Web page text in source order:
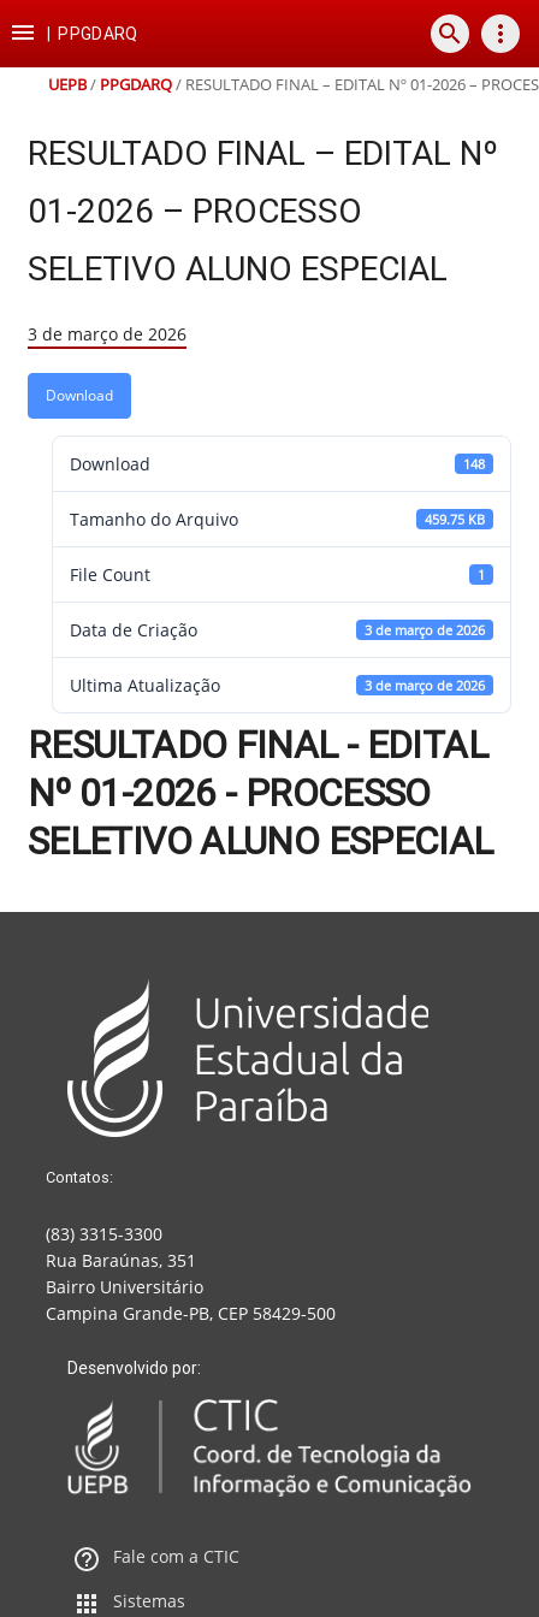
para
conteúdo
para
para
para
rodapé
 PPGDARQ search more_vert
UEPB/ PPGDARQ/ RESULTADO FINAL – EDITAL Nº 01-2026 –
RESULTADO FINAL – EDITAL Nº
01-2026 – PROCESSO
SELETIVO ALUNO ESPECIAL
3 de março de 2026
Download
Download 148
Tamanho do Arquivo 459.75 KB
File Count 1
Data de Criação 3 de março de 2026
Ultima Atualização 3 de março de 2026
RESULTADO FINAL - EDITAL
Nº 01-2026 - PROCESSO
SELETIVO ALUNO ESPECIAL
Contatos:
(83) 3315-3300
Rua Baraúnas, 351
Bairro Universitário
Campina Grande-PB, CEP 58429-500
Desenvolvido por:
Fale com a CTIC
Sistemas